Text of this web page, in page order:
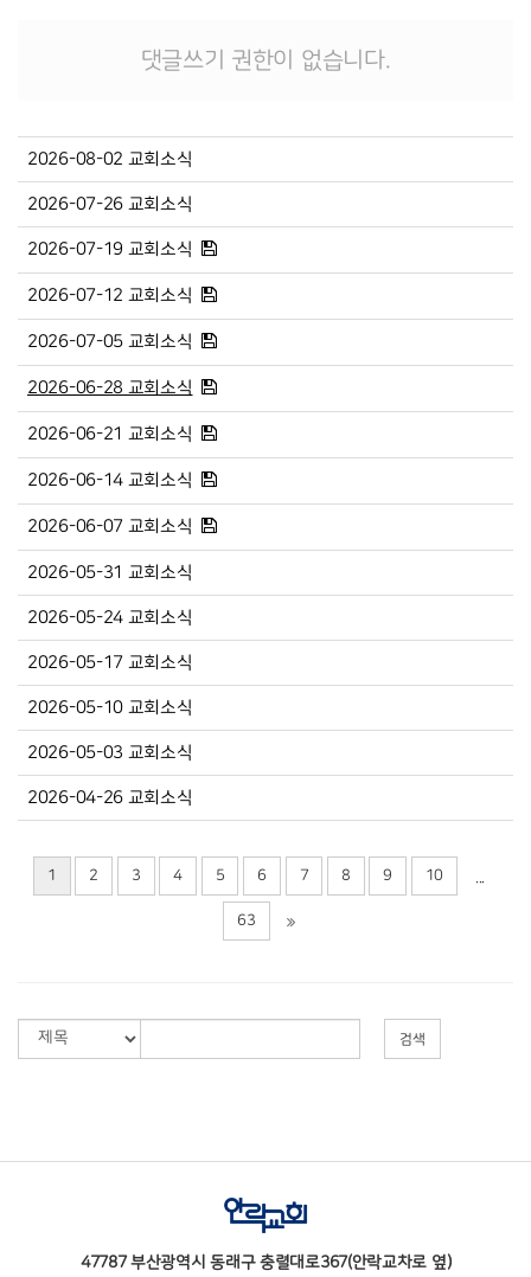
댓글쓰기 권한이 없습니다.
2026-08-02 교회소식
2026-07-26 교회소식
2026-07-19 교회소식
2026-07-12 교회소식
2026-07-05 교회소식
2026-06-28 교회소식
2026-06-21 교회소식
2026-06-14 교회소식
2026-06-07 교회소식
2026-05-31 교회소식
2026-05-24 교회소식
2026-05-17 교회소식
2026-05-10 교회소식
2026-05-03 교회소식
2026-04-26 교회소식
1 2 3 4 5 6 7 8 9 10 ...
63
검색
47787 부산광역시 동래구 충렬대로367(안락교차로 옆)